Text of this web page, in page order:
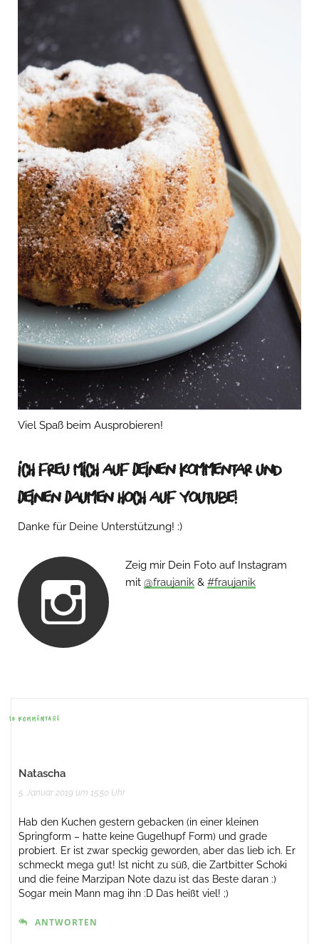
Viel Spaß beim Ausprobieren!
Ich freu mich auf Deinen Kommentar und
Deinen Daumen hoch auf Youtube!
Danke für Deine Unterstützung! :)
Zeig mir Dein Foto auf Instagram
mit @fraujanik& #fraujanik
Navigation
10 KOMMENTARE
Natascha
5. Januar 2019 um 15:50 Uhr
Hab den Kuchen gestern gebacken (in einer kleinen
Springform – hatte keine Gugelhupf Form) und grade
probiert. Er ist zwar speckig geworden, aber das lieb ich. Er
schmeckt mega gut! Ist nicht zu süß, die Zartbitter Schoki
und die feine Marzipan Note dazu ist das Beste daran :)
Sogar mein Mann mag ihn :D Das heißt viel! ;)
ANTWORTEN